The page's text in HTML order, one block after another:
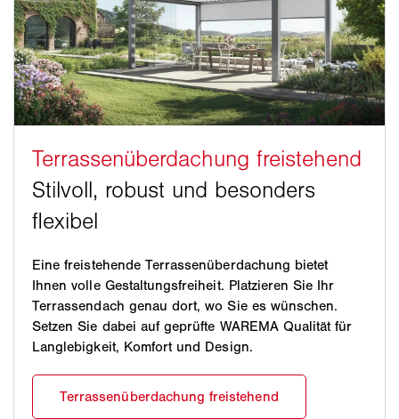
Eine freistehende Terrassenüberdachung bietet
Ihnen volle Gestaltungsfreiheit. Platzieren Sie Ihr
Terrassendach genau dort, wo Sie es wünschen.
Setzen Sie dabei auf geprüfte WAREMA Qualität für
Langlebigkeit, Komfort und Design.